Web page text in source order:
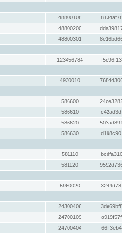
48800108
48800200
48800301
123456784
4930010
586600
586610
586620
586630
581110
581120
5960020
24300406
24700109
24700404